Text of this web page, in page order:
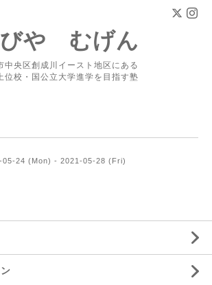
や むげん
中央区創成川イースト地区にある
位校・国公立大学進学を目指す塾
05-24 (Mon) - 2021-05-28 (Fri)